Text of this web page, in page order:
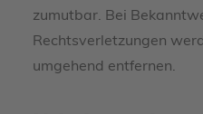
zumutbar. Bei
Rechtsverletzungen
umgehend entfernen.